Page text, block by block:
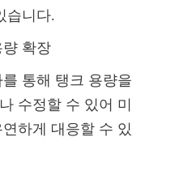
습니다.
확장
통해 탱크 용량을
수정할 수 있어 미
하게 대응할 수 있